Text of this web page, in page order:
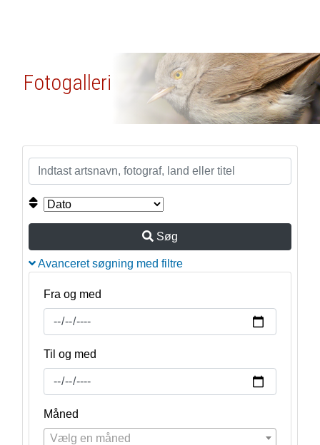
Fotogalleri
Søg
Avanceret søgning med filtre
Fra og med
Til og med
Måned
Vælg en måned